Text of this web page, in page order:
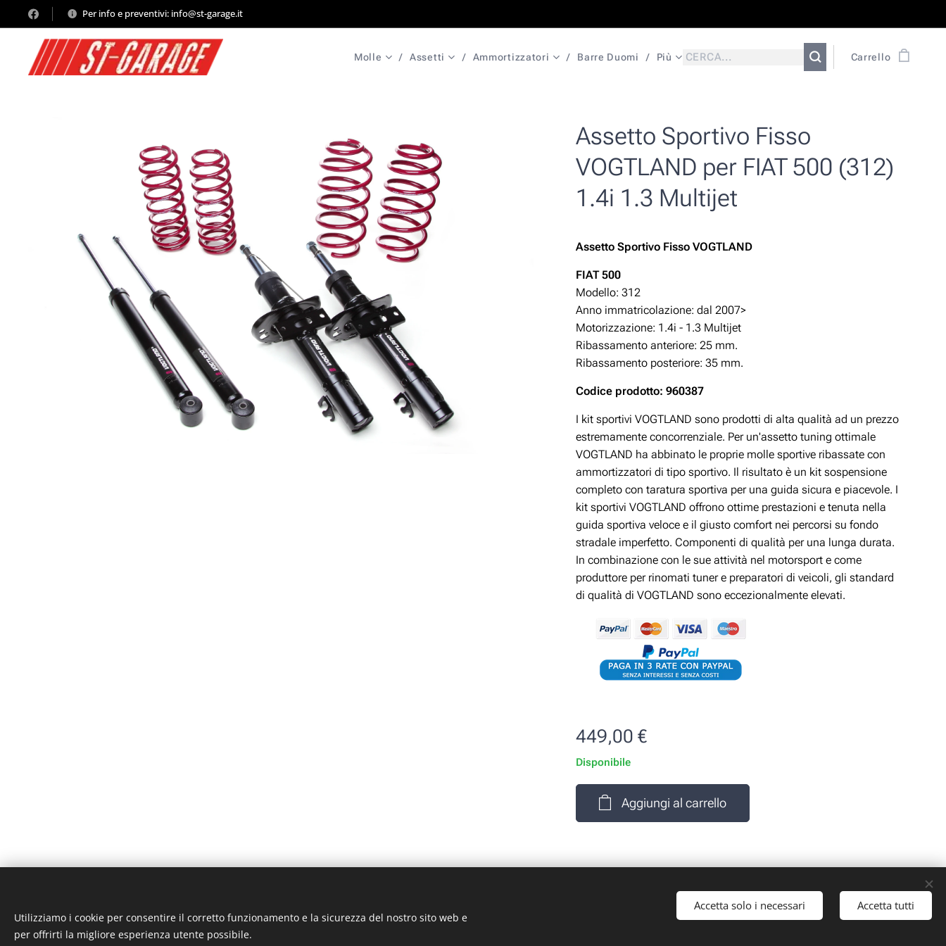
Per info e preventivi: info@st-garage.it
Molle Assetti Ammortizzatori Barre Duomi Più Carrello
Assetto Sportivo Fisso
VOGTLAND per FIAT 500 (312)
1.4i 1.3 Multijet
Assetto Sportivo Fisso VOGTLAND
FIAT 500
Modello: 312
Anno immatricolazione: dal 2007>
Motorizzazione: 1.4i - 1.3 Multijet
Ribassamento anteriore: 25 mm.
Ribassamento posteriore: 35 mm.
Codice prodotto: 960387
I kit sportivi VOGTLAND sono prodotti di alta qualità ad un prezzo
estremamente concorrenziale. Per un'assetto tuning ottimale
VOGTLAND ha abbinato le proprie molle sportive ribassate con
ammortizzatori di tipo sportivo. Il risultato è un kit sospensione
completo con taratura sportiva per una guida sicura e piacevole. I
kit sportivi VOGTLAND offrono ottime prestazioni e tenuta nella
guida sportiva veloce e il giusto comfort nei percorsi su fondo
stradale imperfetto. Componenti di qualità per una lunga durata.
In combinazione con le sue attività nel motorsport e come
produttore per rinomati tuner e preparatori di veicoli, gli standard
di qualità di VOGTLAND sono eccezionalmente elevati.
449,00 €
Disponibile
Aggiungi al carrello
ST-GARAGE di Fabrizio Signorino sas - Via Legnano 9 - 10128 - Torino (TO) - P. iva: 10161030019
Utilizziamo i cookie per consentire il corretto funzionamento e la sicurezza del nostro sito web e
per offrirti la migliore esperienza utente possibile.
Accetta solo i necessari Accetta tutti